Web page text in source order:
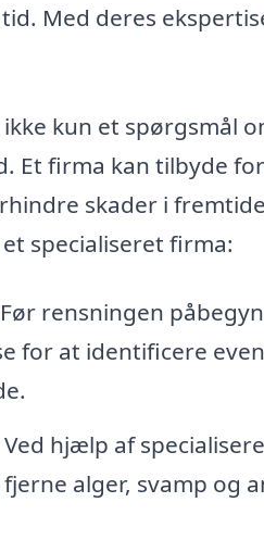
Med deres
kun et spørgsmål
Et firma kan tilbyde
skader i
specialiseret firma:
Før rensningen
for at identificere
Ved hjælp af
alger, svamp og